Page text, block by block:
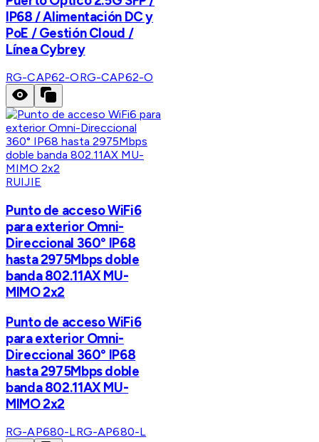
IP68 / Alimentación DC y
PoE / Gestión Cloud /
Línea Cybrey
RG-CAP62-ORG-CAP62-O
RUIJIE
Punto de acceso WiFi6
para exterior Omni-
Direccional 360° IP68
hasta 2975Mbps doble
banda 802.11AX MU-
MIMO 2x2
Punto de acceso WiFi6
para exterior Omni-
Direccional 360° IP68
hasta 2975Mbps doble
banda 802.11AX MU-
MIMO 2x2
RG-AP680-LRG-AP680-L